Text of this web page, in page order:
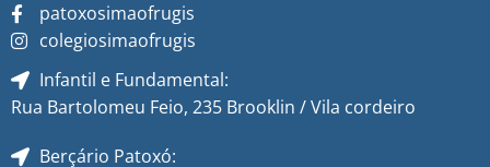
patoxosimaofrugis
colegiosimaofrugis
Infantil e Fundamental:
Rua Bartolomeu Feio, 235 Brooklin / Vila cordeiro
Berçário Patoxó: